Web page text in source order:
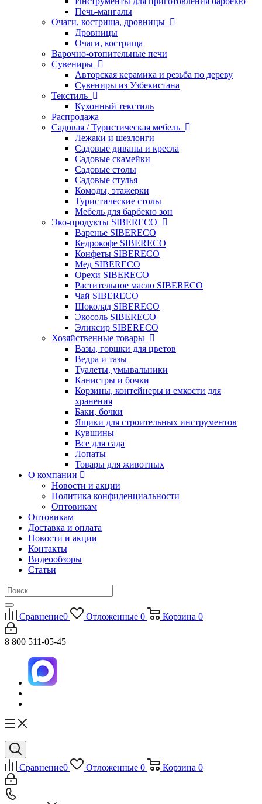
Печь-мангалы
Очаги, кострища, дровницы
Дровницы
Очаги, кострища
Варочно-отопительные печи
Сувениры
Авторская керамика и резьба по дереву
Сувениры из Узбекистана
Текстиль
Кухонный текстиль
Распродажа
Садовая / Туристическая мебель
Лежаки и шезлонги
Садовые диваны и кресла
Садовые скамейки
Садовые столы
Садовые стулья
Комоды, этажерки
Туристические столы
Мебель для барбекю зон
Эко-продукты SIBERECO
Варенье SIBERECO
Кедрокофе SIBERECO
Конфеты SIBERECO
Мед SIBERECO
Орехи SIBERECO
Растительное масло SIBERECO
Чай SIBERECO
Шоколад SIBERECO
Экосоль SIBERECO
Эликсир SIBERECO
Хозяйственные товары
Вазы, горшки для цветов
Ведра и тазы
Туалеты, умывальники
Канистры и бочки
Корзины, контейнеры и емкости для
хранения
Баки, бочки
Ящики для строительных инструментов
Кувшины
Все для сада
Лопаты
Товары для животных
О компании
Новости и акции
Политика конфиденциальности
Оптовикам
Оптовикам
Доставка и оплата
Новости и акции
Контакты
Видеообзоры
Статьи
Сравнение0 Отложенные 0 Корзина 0
8 800 511-05-45
Сравнение0 Отложенные 0 Корзина 0